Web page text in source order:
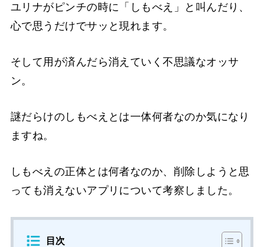
ユリナがピンチの時に「しもべえ」と叫んだり、
心で思うだけでサッと現れます。
そして用が済んだら消えていく不思議なオッサ
ン。
謎だらけのしもべえとは一体何者なのか気になり
ますね。
しもべえの正体とは何者なのか、削除しようと思
っても消えないアプリについて考察しました。
目次